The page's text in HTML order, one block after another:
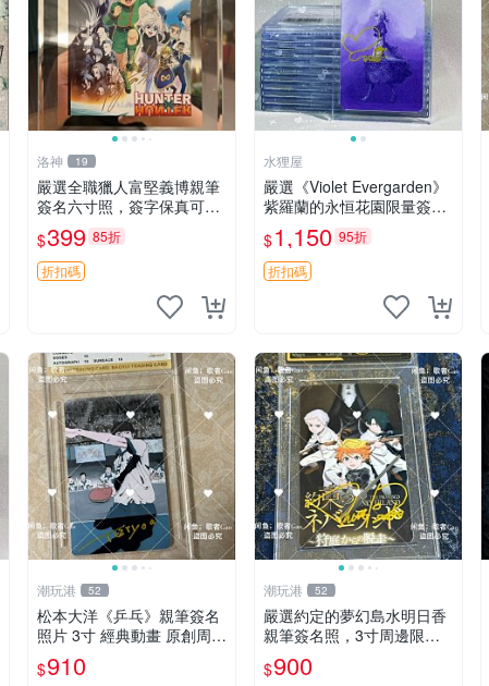
洛神 19
嚴選全職獵人富堅義博親筆
簽名六寸照，簽字保真可擦
認，全新收藏好物，限量發
售 全職獵人 富堅義博 簽名
照片
$399 85折
折扣碼
水狸屋
嚴選《Violet Evergarden》
紫羅蘭的永恒花園限量簽名
卡，3寸帶原裝卡磚 日本中
古收藏推薦 薇爾莉特 曜佳
奈 筆記本
$1,150 95折
折扣碼
潮玩港 52
松本大洋《乒乓》親筆簽名
照片 3寸 經典動畫 原創周邊
經典動漫 周邊收藏 照片卡
磚
$910
潮玩港 52
嚴選約定的夢幻島水明日香
親筆簽名照，3寸周邊限量
珍藏 紙質佳 附卡磚 約定的
夢幻島 筆記本 名人照
$900